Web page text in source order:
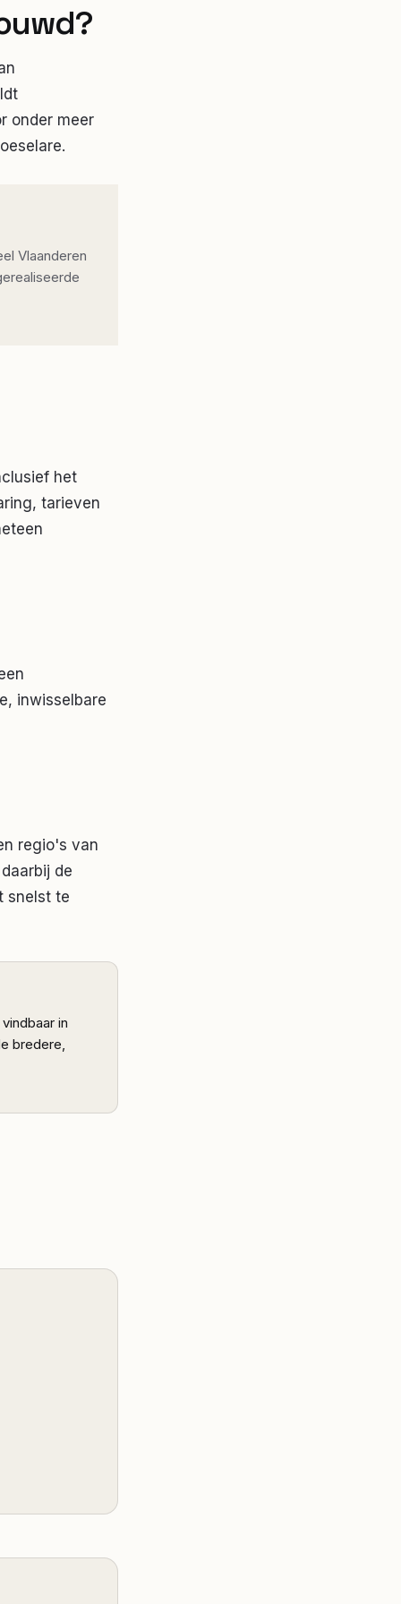
onder meer
Vlaanderen
het
tarieven
inwisselbare
regio's van
de
snelst te
in
bredere,